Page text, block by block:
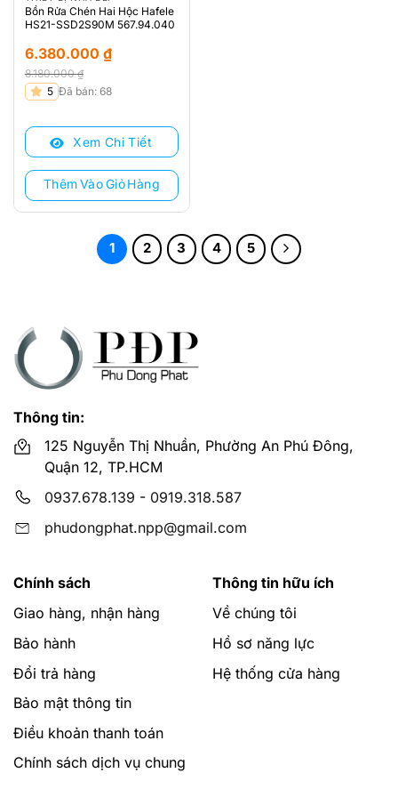
Bồn Rửa Chén Hai Hộc Hafele
HS21-SSD2S90M 567.94.040
8.180.000₫
Giá
là:
8.180.000 ₫.
6.380.000 ₫
Giá
tại
6.380.000 ₫.
5 Đã bán: 68
Xem Chi Tiết
Thêm Vào Giỏ Hàng
1 2 3 4 5
Thông tin:
125 Nguyễn Thị Nhuần, Phường An Phú Đông,
Quận 12, TP.HCM
0937.678.139 - 0919.318.587
phudongphat.npp@gmail.com
Chính sách
Giao hàng, nhận hàng
Bảo hành
Đổi trả hàng
Bảo mật thông tin
Điều khoản thanh toán
Chính sách dịch vụ chung
Thông tin hữu ích
Về chúng tôi
Hồ sơ năng lực
Hệ thống cửa hàng